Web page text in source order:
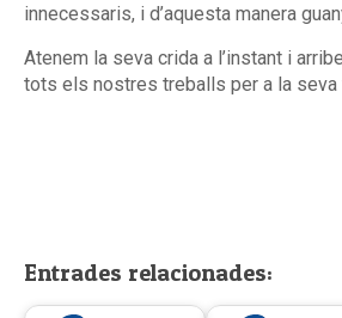
innecessaris, i d’aquesta manera
Atenem la seva crida a l’instant i
tots els nostres treballs per a la seva
Entrades relacionades: